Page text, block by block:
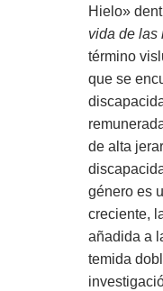
Hielo»
vida de las
término
que se
de alta
género es
creciente,
añadida a
temida